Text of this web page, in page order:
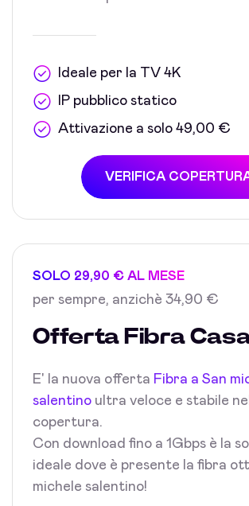
Ideale per la TV 4K
IP pubblico statico
Attivazione a solo 49,00 €
VERIFICA
SOLO 29,90 € AL MESE
per sempre, anzichè 34,90 €
Offerta Fibra
E' la nuova offerta Fibra a San
salentino ultra veloce e stabile
copertura.
Con download fino a 1Gbps è la
ideale dove è presente la fibra
michele salentino!